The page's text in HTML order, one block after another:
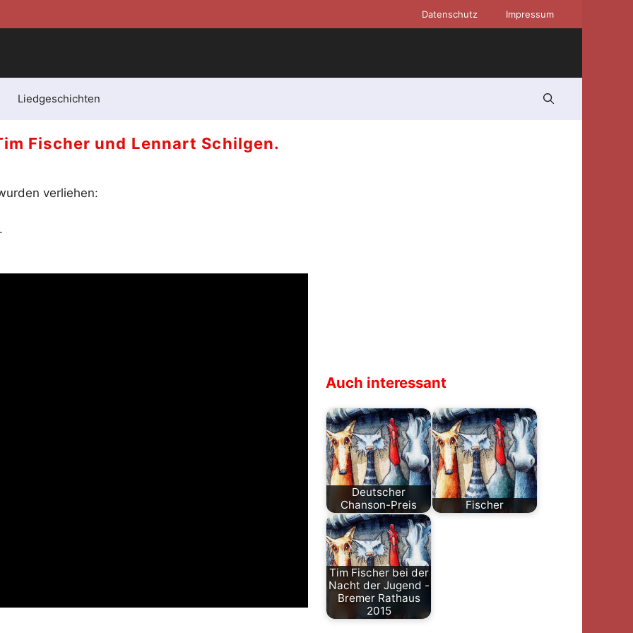
Datenschutz Impressum
Liedgeschichten
Fischer und Lennart Schilgen.
verliehen:
.
Auch interessant
Deutscher
Chanson-Preis
Um das
deutschsprachige
Chanson zu
fördern und
bestens zu
präsentieren,…
Fischer
Tim Fischer bei der
Nacht der Jugend -
Bremer Rathaus
2015